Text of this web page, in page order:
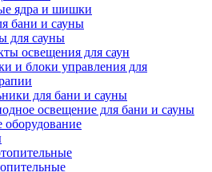
ядра и шишки
бани и сауны
для сауны
освещения для саун
и блоки управления для
для бани и сауны
освещение для бани и сауны
оборудование